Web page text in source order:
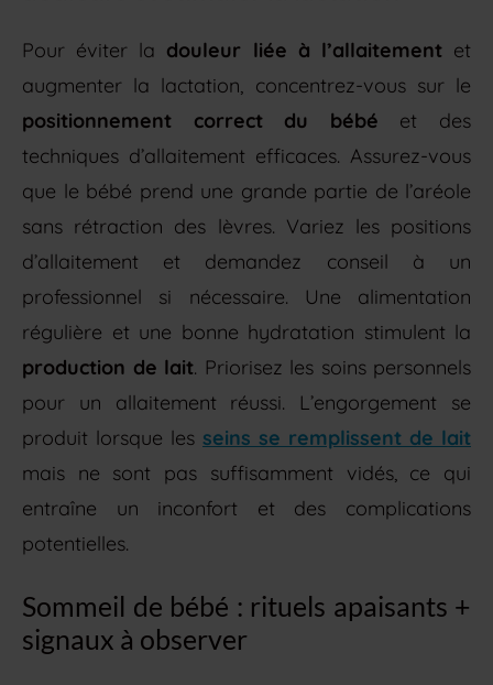
Pour éviter la douleur liée à l’allaitementet
augmenter la lactation, concentrez-vous sur le
positionnement correct du bébé et des
techniques d’allaitement efficaces. Assurez-vous
que le bébé prend une grande partie de l’aréole
sans rétraction des lèvres. Variez les positions
d’allaitement et demandez conseil à un
professionnel si nécessaire. Une alimentation
régulière et une bonne hydratation stimulent la
production de lait. Priorisez les soins personnels
pour un allaitement réussi. L’engorgement se
produit lorsque les seins se remplissent de lait
mais ne sont pas suffisamment vidés, ce qui
entraîne un inconfort et des complications
potentielles.
Sommeil de bébé : rituels apaisants +
signaux à observer